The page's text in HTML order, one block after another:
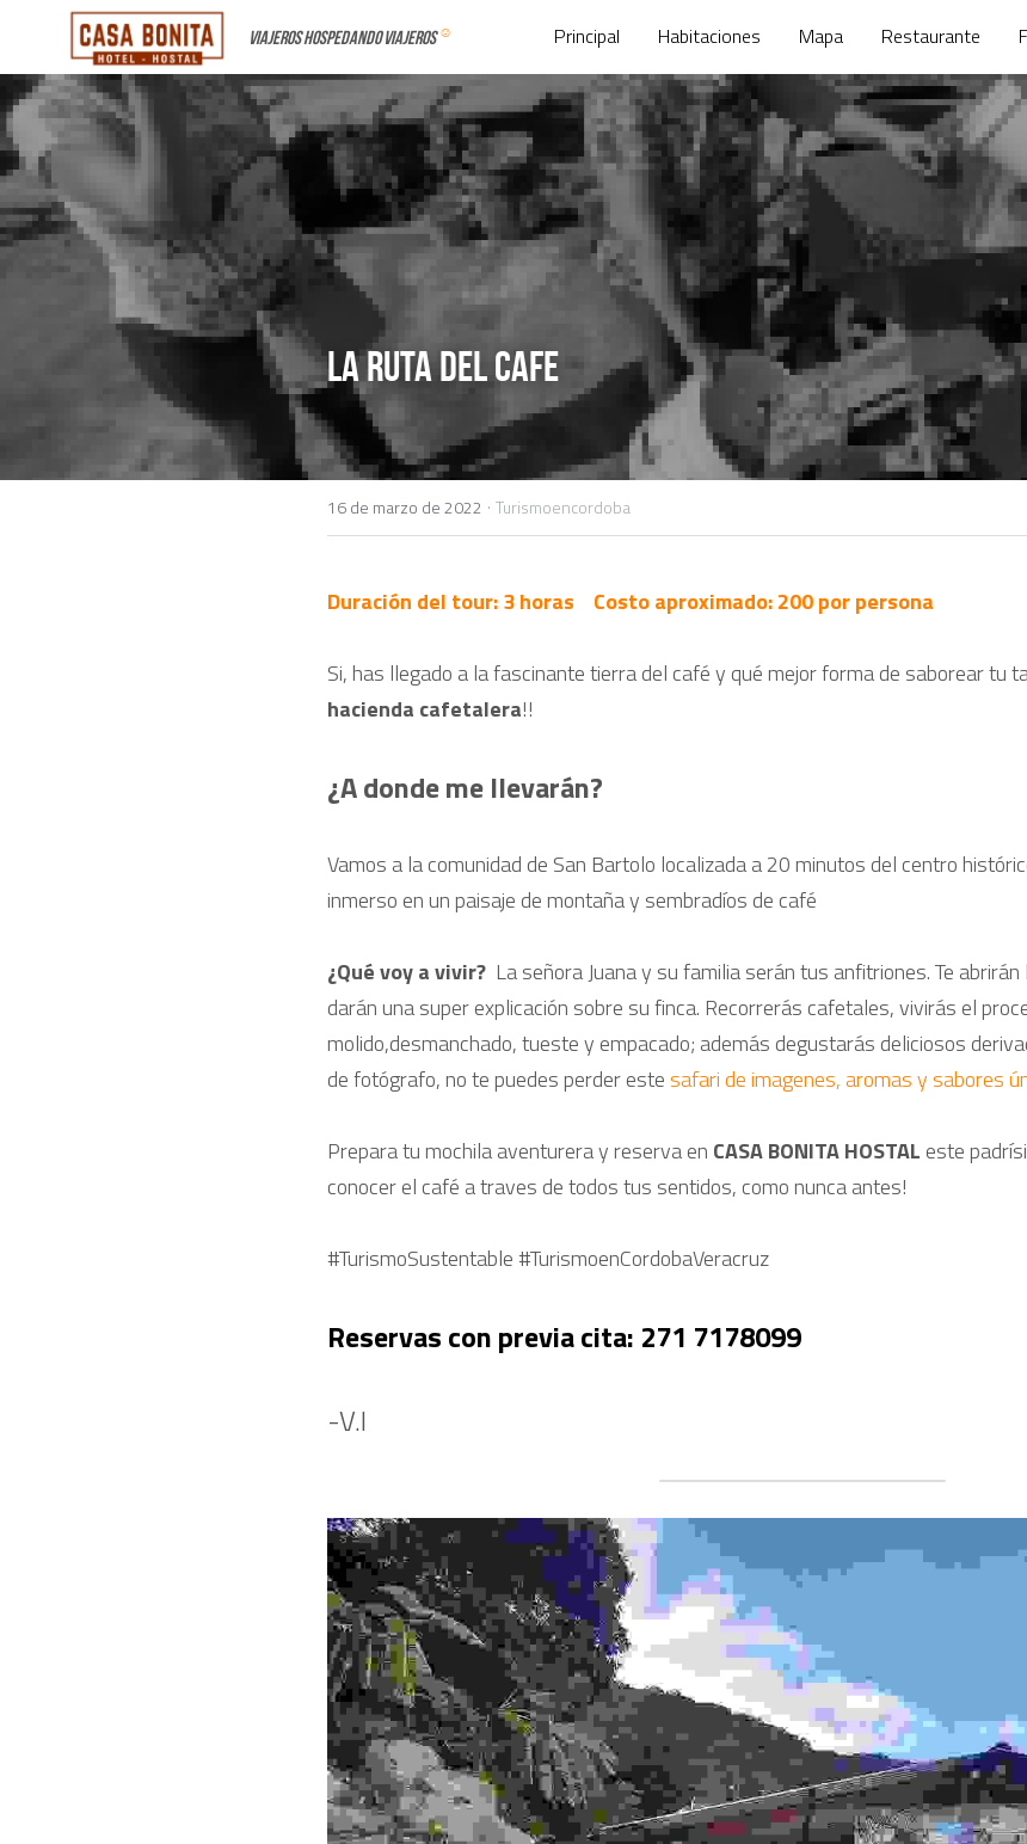
viajeroS hospedando viajeros ☺ Principal Habitaciones Mapa Restaurante
La Ruta del cafe
16 de marzo de 2022 · Turismoencordoba
Duración del tour: 3 horas    Costo aproximado: 200 por persona
hacienda cafetalera!!
¿A donde me llevarán?
Vamos a la comunidad de San Bartolo localizada a 20 minutos del centro
inmerso en un paisaje de montaña y sembradíos de café
¿Qué voy a vivir? La señora Juana y su familia serán tus anfitriones. Te
darán una super explicación sobre su finca. Recorrerás cafetales, vivirás el
molido,desmanchado, tueste y empacado; además degustarás deliciosos
de fotógrafo, no te puedes perder este safari de imagenes, aromas y sabores
Prepara tu mochila aventurera y reserva en CASA BONITA HOSTAL este
conocer el café a traves de todos tus sentidos, como nunca antes!
#TurismoSustentable #TurismoenCordobaVeracruz
Reservas con previa cita: 271 7178099
-V.I